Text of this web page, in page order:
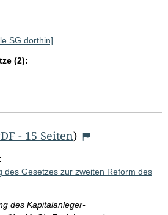
SG dorthin]
(2):
- 15 Seiten)
des Gesetzes zur zweiten Reform des
des Kapitalanleger-